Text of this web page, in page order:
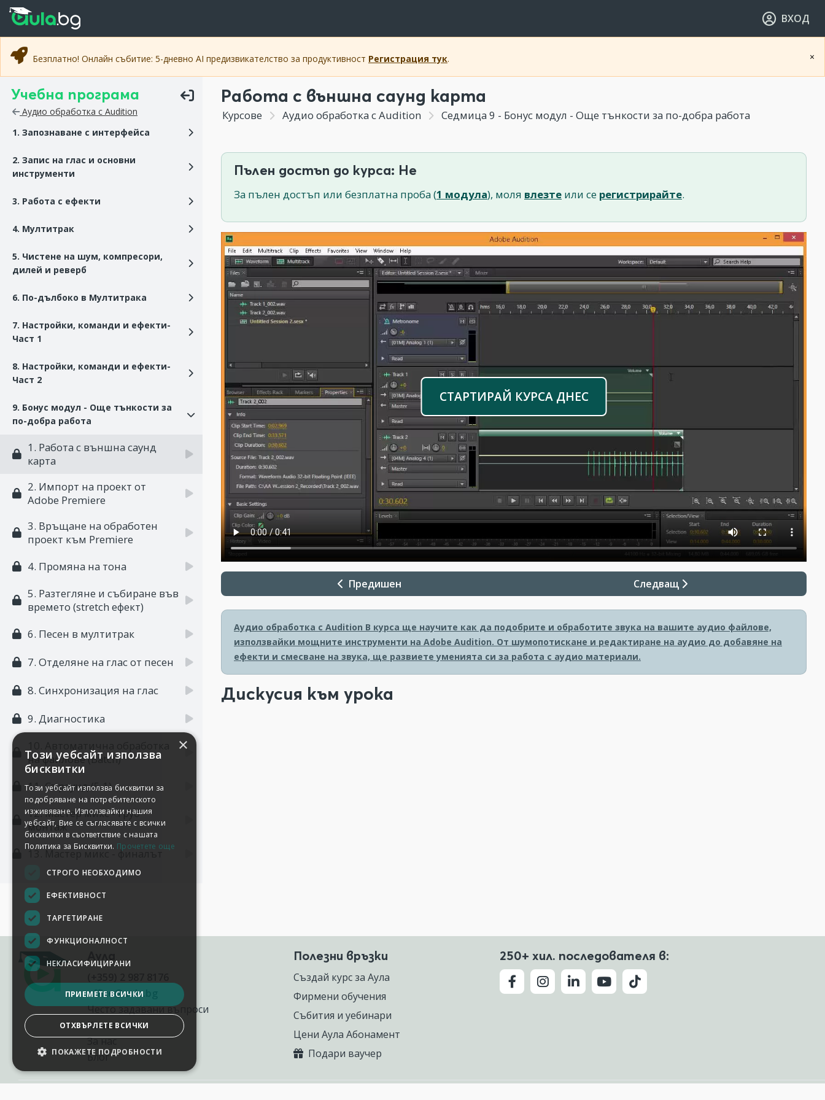
Прескочи към основното съдържание
Прескочи към навигацията
ВХОД
×
Безплатно! Онлайн събитие: 5-дневно AI предизвикателство за продуктивност Регистрация тук.
Учебна програма
Аудио обработка с Audition
1. Запознаване с интерфейса
2. Запис на глас и основни
инструменти
3. Работа с ефекти
4. Мултитрак
5. Чистене на шум, компресори,
дилей и реверб
6. По-дълбоко в Мултитрака
7. Настройки, команди и ефекти-
Част 1
8. Настройки, команди и ефекти-
Част 2
9. Бонус модул - Още тънкости за
по-добра работа
1. Работа с външна саунд
карта
2. Импорт на проект от
Adobe Premiere
3. Връщане на обработен
проект към Premiere
4. Промяна на тона
5. Разтегляне и събиране във
времето (stretch ефект)
6. Песен в мултитрак
7. Отделяне на глас от песен
8. Синхронизация на глас
9. Диагностика
на файлове (Batch)
11. Съраунд (5.1)
12. Мастер микс - груб
монтаж
13. Мастер микс - финалът
Работа с външна саунд карта
Курсове Аудио обработка с Audition Седмица 9 - Бонус модул - Още тънкости за по-добра работа
Пълен достъп до курса: Не
За пълен достъп или безплатна проба (1 модула), моля влезте или се регистрирайте.
СТАРТИРАЙ КУРСА ДНЕС
Предишен Следващ
Аудио обработка с Audition В курса ще научите как да подобрите и обработите звука на вашите аудио файлове,
използвайки мощните инструменти на Adobe Audition. От шумопотискане и редактиране на аудио до добавяне на
ефекти и смесване на звука, ще развиете уменията си за работа с аудио материали.
Дискусия към урока
office@aula.bg
Често задавани въпроси
Контакти
За нас
Блог
Полезни връзки
Създай курс за Аула
Фирмени обучения
Събития и уебинари
Цени Аула Абонамент
Подари ваучер
250+ хил. последователя в:
×
Този уебсайт използва
бисквитки
Този уебсайт използва бисквитки за
подобряване на потребителското
изживяване. Използвайки нашия
уебсайт, Вие се съгласявате с всички
бисквитки в съответствие с нашата
Политика за Бисквитки. Прочетете още
СТРОГО НЕОБХОДИМО
ЕФЕКТИВНОСТ
ТАРГЕТИРАНЕ
ФУНКЦИОНАЛНОСТ
НЕКЛАСИФИЦИРАНИ
ПРИЕМЕТЕ ВСИЧКИ
ОТХВЪРЛЕТЕ ВСИЧКИ
ПОКАЖЕТЕ ПОДРОБНОСТИ